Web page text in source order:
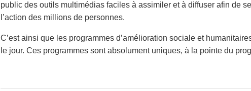
public des outils multimédias faciles à assimiler et à diffuser afin de
l’action des millions de personnes.
C’est ainsi que les programmes d’amélioration sociale et
le jour. Ces programmes sont absolument uniques, à la pointe du